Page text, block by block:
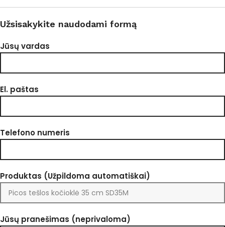
Užsisakykite naudodami formą
Jūsų vardas
El. paštas
Telefono numeris
Produktas (Užpildoma automatiškai)
Jūsų pranešimas (neprivaloma)